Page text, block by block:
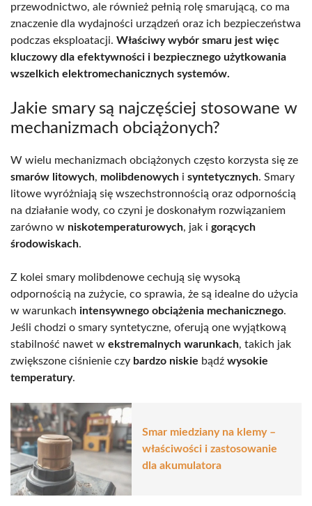
przewodnictwo, ale również pełnią rolę smarującą, co ma
znaczenie dla wydajności urządzeń oraz ich bezpieczeństwa
podczas eksploatacji. Właściwy wybór smaru jest więc
kluczowy dla efektywności i bezpiecznego użytkowania
wszelkich elektromechanicznych systemów.
Jakie smary są najczęściej stosowane w
mechanizmach obciążonych?
W wielu mechanizmach obciążonych często korzysta się ze
smarów litowych, molibdenowych i syntetycznych. Smary
litowe wyróżniają się wszechstronnością oraz odpornością
na działanie wody, co czyni je doskonałym rozwiązaniem
zarówno w niskotemperaturowych, jak i gorących
środowiskach.
Z kolei smary molibdenowe cechują się wysoką
odpornością na zużycie, co sprawia, że są idealne do użycia
w warunkach intensywnego obciążenia mechanicznego.
Jeśli chodzi o smary syntetyczne, oferują one wyjątkową
stabilność nawet w ekstremalnych warunkach, takich jak
zwiększone ciśnienie czy bardzo niskie bądź wysokie
temperatury.
Smar miedziany na klemy –
właściwości i zastosowanie
dla akumulatora